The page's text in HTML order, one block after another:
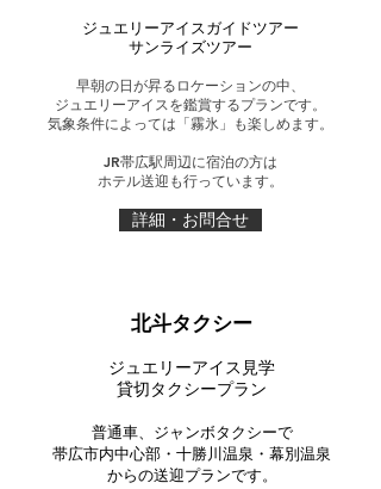
ジュエリーアイスガイドツアー
サンライズツアー
早朝の日が昇るロケーションの中、
ジュエリーアイスを鑑賞するプランです。
気象条件によっては「霧氷」も楽しめます。
JR帯広駅周辺に宿泊の方は
​ホテル送迎も行っています。
詳細・お問合せ
北斗タクシー
ジュエリーアイス見学
貸切タクシープラン
普通車、ジャンボタクシーで
帯広市内中心部・十勝川温泉・幕別温泉
​からの送迎プランです。